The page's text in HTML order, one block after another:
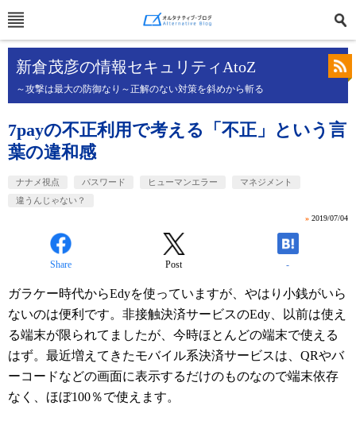
新倉茂彦の情報セキュリティAtoZ
～攻撃は最大の防御なり～正解のない対策を斜めから斬る
7payの不正利用で考える「不正」という言
葉の違和感
ナナメ視点 パスワード ヒューマンエラー
マネジメント
違うんじゃない？
» 2019/07/04
Share Post -
ガラケー時代からEdyを使っていますが、やはり小銭がいら
ないのは便利です。非接触決済サービスのEdy、以前は使え
る端末が限られてましたが、今時ほとんどの端末で使える
はず。最近増えてきたモバイル系決済サービスは、QRやバ
ーコードなどの画面に表示するだけのものなので端末依存
なく、ほぼ100％で使えます。